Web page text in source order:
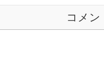
コメン